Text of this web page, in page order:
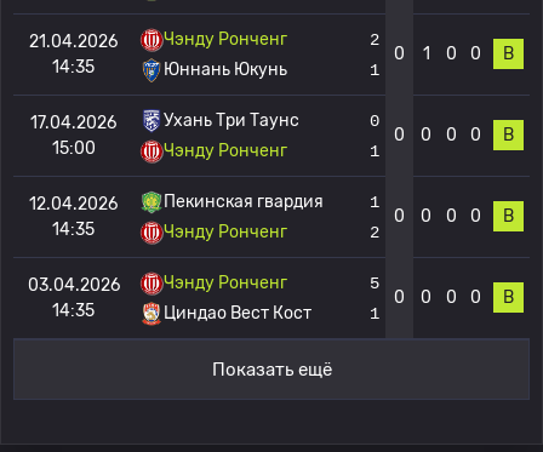
21.04.2026
14:35
Чэнду Ронченг
Юннань Юкунь
2
1
0 1 0 0 В
17.04.2026
15:00
Ухань Три Таунс
Чэнду Ронченг
0
1
0 0 0 0 В
12.04.2026
14:35
Пекинская гвардия
Чэнду Ронченг
1
2
0 0 0 0 В
03.04.2026
14:35
Чэнду Ронченг
Циндао Вест Кост
5
1
0 0 0 0 В
Показать ещё